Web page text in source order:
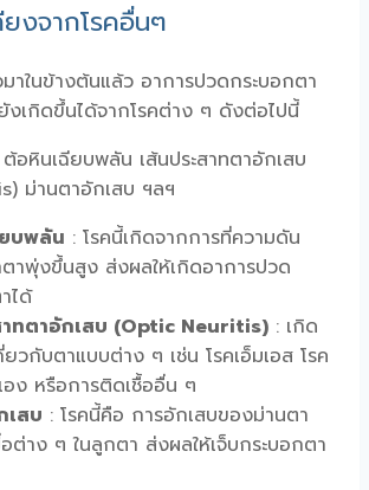
งจากโรคอื่นๆ
าในข้างต้นแล้ว อาการปวดกระบอกตา
เกิดขึ้นได้จากโรคต่าง ๆ ดังต่อไปนี้
อหินเฉียบพลัน เส้นประสาทตาอักเสบ
ม่านตาอักเสบ ฯลฯ
บพลัน : โรคนี้เกิดจากการที่ความดัน
าพุ่งขึ้นสูง ส่งผลให้เกิดอาการปวด
ได้
าทตาอักเสบ (Optic Neuritis) : เกิด
ยวกับตาแบบต่าง ๆ เช่น โรคเอ็มเอส โรค
ง หรือการติดเชื้ออื่น ๆ
เสบ : โรคนี้คือ การอักเสบของม่านตา
อต่าง ๆ ในลูกตา ส่งผลให้เจ็บกระบอกตา